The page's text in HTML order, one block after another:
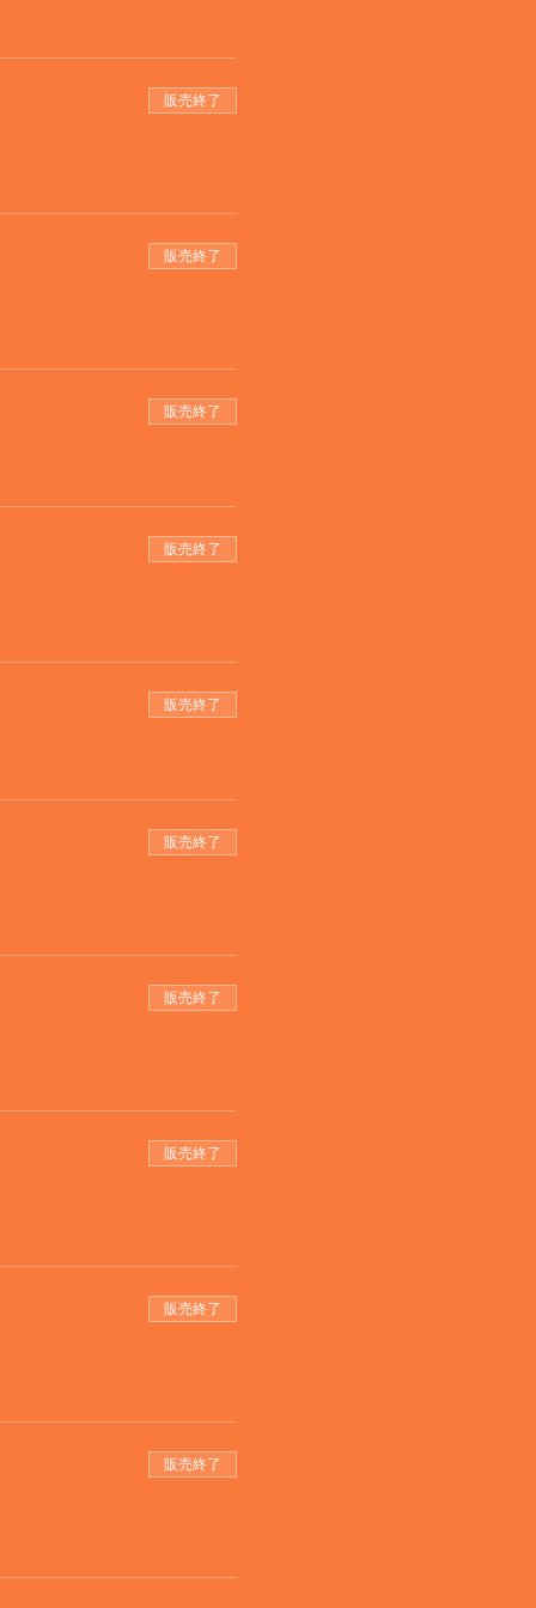
販売終了
販売終了
販売終了
販売終了
販売終了
販売終了
販売終了
販売終了
販売終了
販売終了